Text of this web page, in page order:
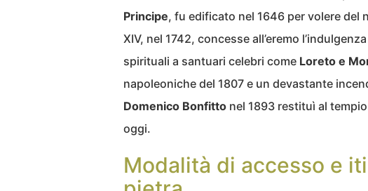
Principe, fu edificato nel 1646 per volere del
XIV, nel 1742, concesse all’eremo
spirituali a santuari celebri come Loreto e
napoleoniche del 1807 e un devastante
Domenico Bonfitto nel 1893 restituì al
oggi.
Modalità di accesso e